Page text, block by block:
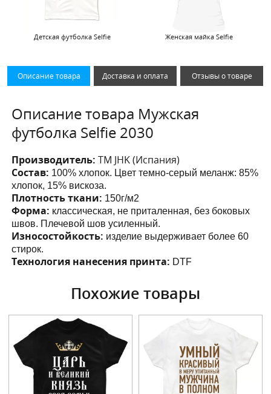
Детская футболка Selfie Женская майка Selfie
Описание товара Доставка и оплата Отзывы о товаре
Описание товара Мужская
футболка Selfie 2030
Производитель:ТМ JHK (Испания)
Состав: 100% хлопок. Цвет темно-серый меланж: 85%
хлопок, 15% вискоза.
Плотность ткани: 150г/м2
Форма: классическая, не приталенная, без боковых
швов. Плечевой шов усиленный.
Износостойкость: изделие выдерживает более 60
стирок.
Технология нанесения принта: DTF
Похожие товары